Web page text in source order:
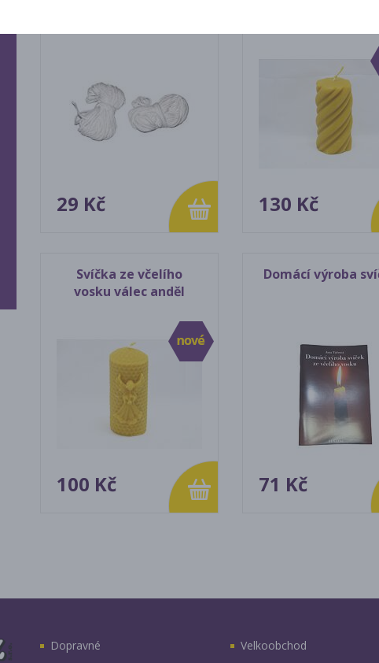
29 Kč 130 Kč
Svíčka ze včelího
vosku válec anděl
100 Kč
Domácí výroba
71 Kč
Dopravné
Velkoobchod